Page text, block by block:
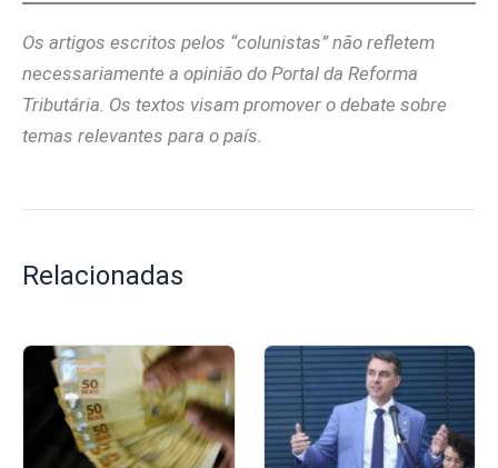
Os artigos escritos pelos “colunistas” não refletem
necessariamente a opinião do Portal da Reforma
Tributária. Os textos visam promover o debate sobre
temas relevantes para o país.
Relacionadas